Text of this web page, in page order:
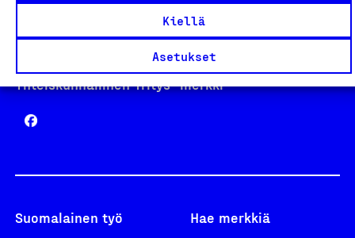
Kiellä
Asetukset
Yhteiskunnallinen Yritys -merkki
Suomalainen työ Hae merkkiä